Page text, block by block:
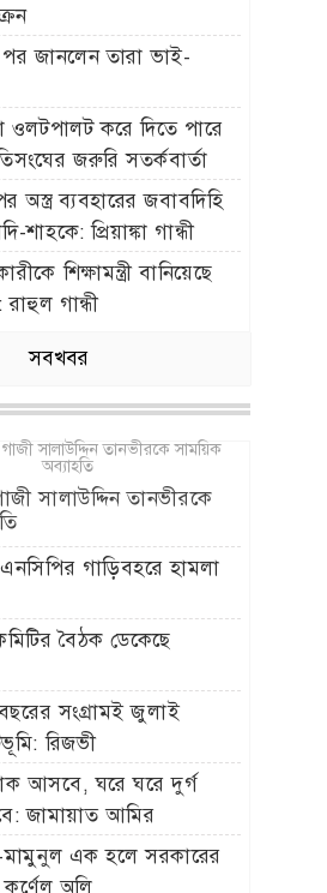
জানলেন তারা ভাই-
ওলটপালট করে দিতে পারে
জরুরি সতর্কবার্তা
অস্ত্র ব্যবহারের জবাবদিহি
প্রিয়াঙ্কা গান্ধী
শিক্ষামন্ত্রী বানিয়েছে
গান্ধী
সবখবর
সালাউদ্দিন তানভীরকে
গাড়িবহরে হামলা
বৈঠক ডেকেছে
সংগ্রামই জুলাই
রিজভী
আসবে, ঘরে ঘরে দুর্গ
জামায়াত আমির
মামুনুল এক হলে সরকারের
অলি